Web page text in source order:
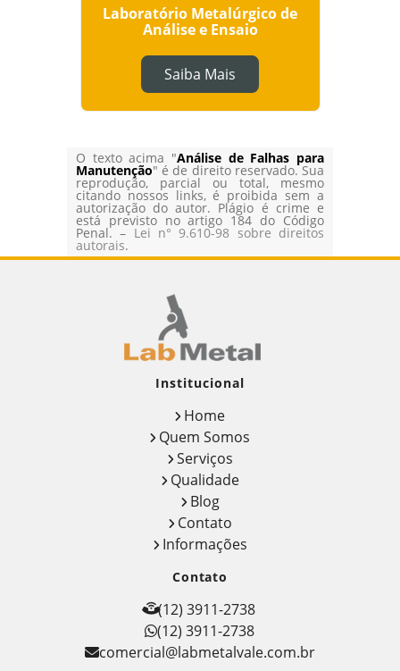
Laboratório Metalúrgico de
Análise e Ensaio
Saiba Mais
O texto acima "Análise de Falhas para
Manutenção" é de direito reservado. Sua
reprodução, parcial ou total, mesmo
citando nossos links, é proibida sem a
autorização do autor. Plágio é crime e
está previsto no artigo 184 do Código
Penal. – Lei n° 9.610-98 sobre direitos
autorais.
Institucional
Home
Quem Somos
Serviços
Qualidade
Blog
Contato
Informações
Contato
(12) 3911-2738
(12) 3911-2738
comercial@labmetalvale.com.br